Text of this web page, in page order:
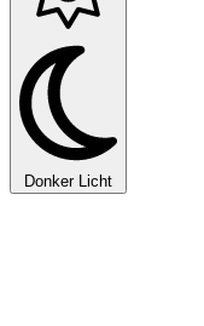
Donker Licht